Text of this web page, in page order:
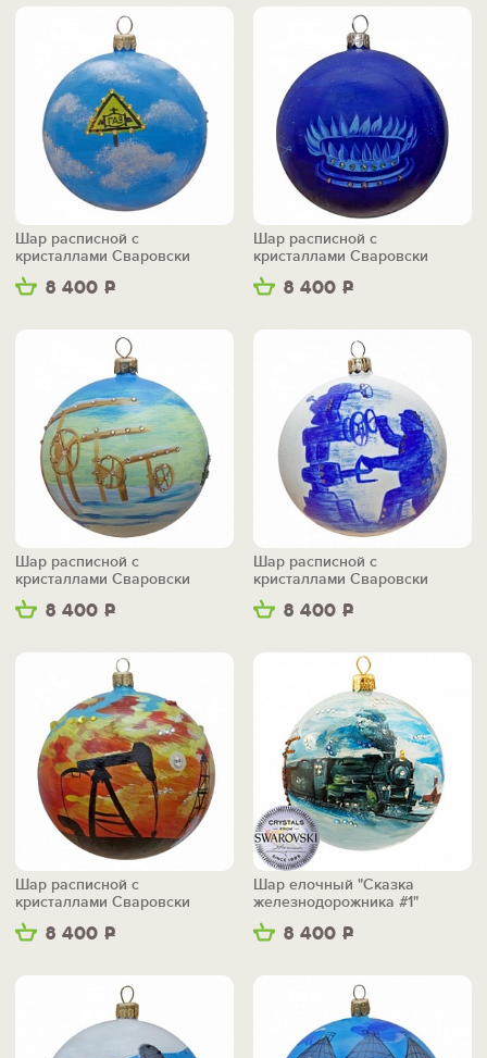
8 400 Р
Шар расписной с
кристаллами Сваровски
"Голубое золото"
8 400 Р
Шар расписной с
кристаллами Сваровски
"Голубой цветок"
8 400 Р
Шар расписной с
кристаллами Сваровски
"Газопровод"
8 400 Р
Шар расписной с
кристаллами Сваровски
"Наша цель высока"
8 400 Р
Шар расписной с
кристаллами Сваровски
"Буровая"
8 400 Р
Шар елочный "Сказка
железнодорожника #1"